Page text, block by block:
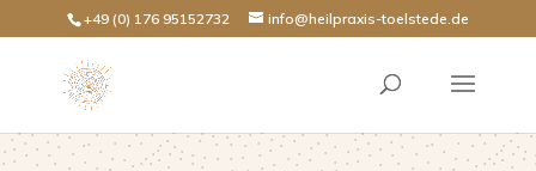
+49 (0) 176 95152732 info@heilpraxis-toelstede.de